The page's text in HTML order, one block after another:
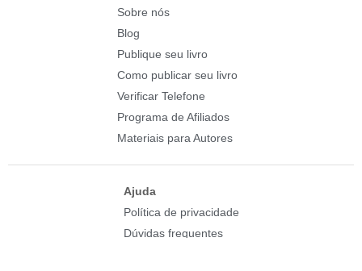
Sobre nós
Blog
Publique seu livro
Como publicar seu livro
Verificar Telefone
Programa de Afiliados
Materiais para Autores
Ajuda
Política de privacidade
Dúvidas frequentes